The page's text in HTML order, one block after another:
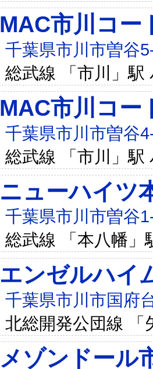
MAC市川コー
千葉県市川市曽谷
総武線 「市川」駅
MAC市川コー
千葉県市川市曽谷
総武線 「市川」駅
ニューハイツ
千葉県市川市曽谷
総武線 「本八幡」
エンゼルハイ
千葉県市川市国府
北総開発公団線 「
メゾンドール